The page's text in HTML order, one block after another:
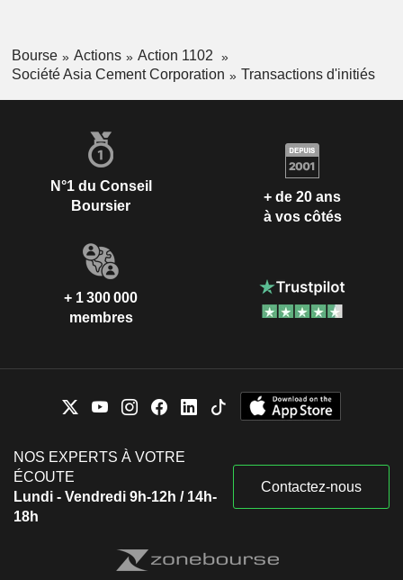
Bourse Actions
Action 1102
Société Asia Cement Corporation
Transactions d'initiés
N°1 du Conseil
Boursier
+ de 20 ans
à vos côtés
+ 1 300 000
membres
NOS EXPERTS À VOTRE
ÉCOUTE
Lundi - Vendredi 9h-12h / 14h-
18h
Contactez-nous